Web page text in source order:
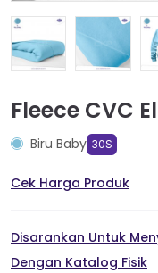
Fleece CVC
Biru Baby 30S
Cek Harga Produk
Disarankan Untuk
Dengan Katalog Fisik